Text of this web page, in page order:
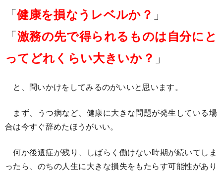
「健康を損なうレベルか？ 」
「激務の先で得られるものは自分にと
ってどれくらい大きいか？ 」
と、問いかけをしてみるのがいいと思います。
まず、うつ病など、健康に大きな問題が発生している場
合は今すぐ辞めたほうがいい。
何か後遺症が残り、しばらく働けない時期が続いてしま
ったら、のちの人生に大きな損失をもたらす可能性があり